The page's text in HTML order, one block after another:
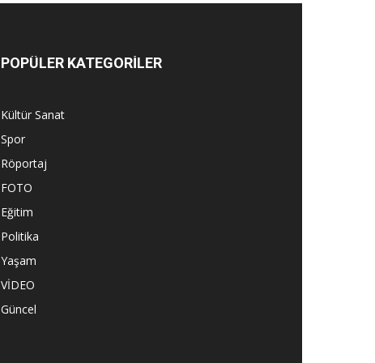
POPÜLER KATEGORİLER
Kültür Sanat
Spor
Röportaj
FOTO
Eğitim
Politika
Yaşam
VİDEO
Güncel